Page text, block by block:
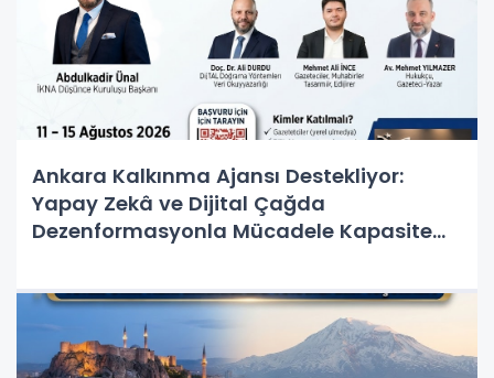
Ankara Kalkınma Ajansı Destekliyor:
Yapay Zekâ ve Dijital Çağda
Dezenformasyonla Mücadele Kapasite